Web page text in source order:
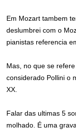
Em Mozart tambem
deslumbrei com o
pianistas referencia
Mas, no que se
considerado Pollini o
XX.
Falar das ultimas 5
molhado. É uma